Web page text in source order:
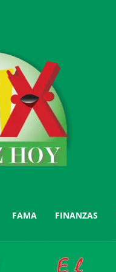
FAMA FINANZAS